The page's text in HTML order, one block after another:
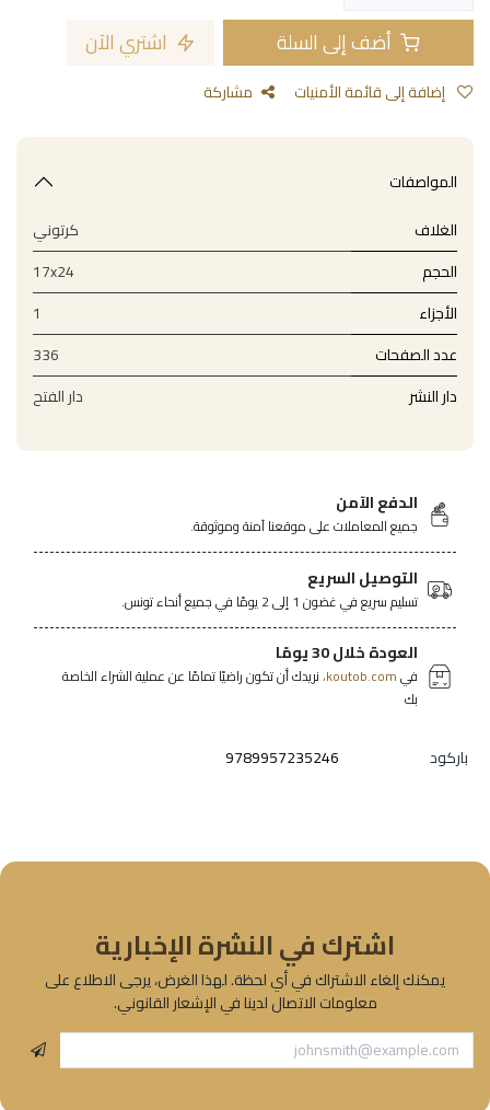
أضف إلى السلة اشتري الآن
مشاركة
المواصفات
الغلاف
كرتوني
الحجم
17x24
الأجزاء
1
عدد الصفحات
336
دار النشر
دار الفتح
الدفع الآمن
جميع المعاملات على موقعنا آمنة وموثوقة.
التوصيل السريع
تسليم سريع في غضون 1 إلى 2 يومًا في جميع أنحاء تونس.
العودة خلال 30 يومًا
فيkoutob.com، نريدك أن تكون راضيًا تمامًا عن عملية الشراء الخاصة
بك
باركود 9789957235246
اشترك في النشرة الإخبارية
يمكنك إلغاء الاشتراك في أي لحظة. لهذا الغرض، يرجى الاطلاع على
معلومات الاتصال لدينا في الإشعار القانوني.